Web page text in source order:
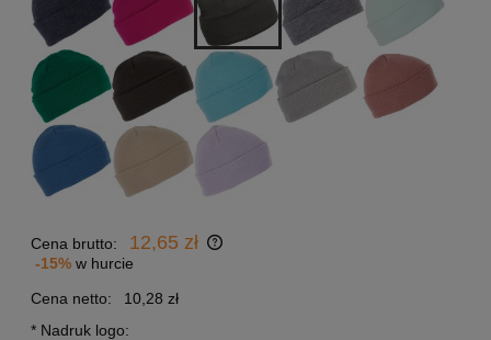
Cena brutto: 12,65 zł
-15% w hurcie
Cena netto:
10,28 zł
* Nadruk logo: